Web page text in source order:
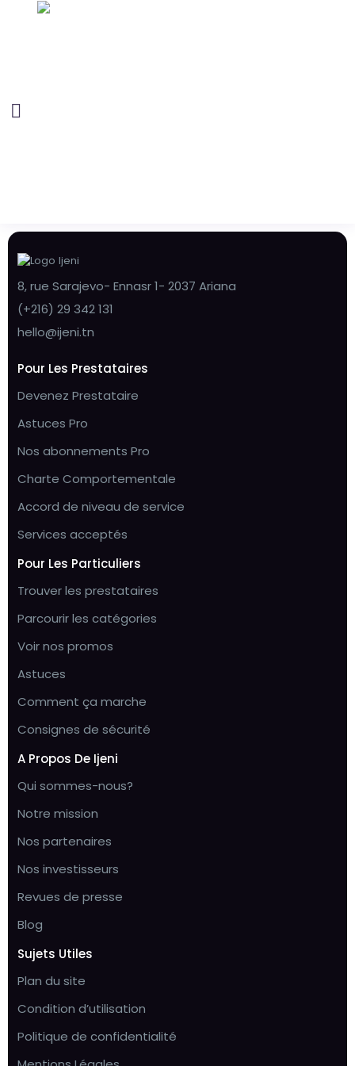
8, rue Sarajevo- Ennasr 1- 2037 Ariana
(+216) 29 342 131
hello@ijeni.tn
Pour Les Prestataires
Devenez Prestataire
Astuces Pro
Nos abonnements Pro
Charte Comportementale
Accord de niveau de service
Services acceptés
Pour Les Particuliers
Trouver les prestataires
Parcourir les catégories
Voir nos promos
Astuces
Comment ça marche
Consignes de sécurité
A Propos De Ijeni
Qui sommes-nous?
Notre mission
Nos partenaires
Nos investisseurs
Revues de presse
Blog
Sujets Utiles
Plan du site
Condition d’utilisation
Politique de confidentialité